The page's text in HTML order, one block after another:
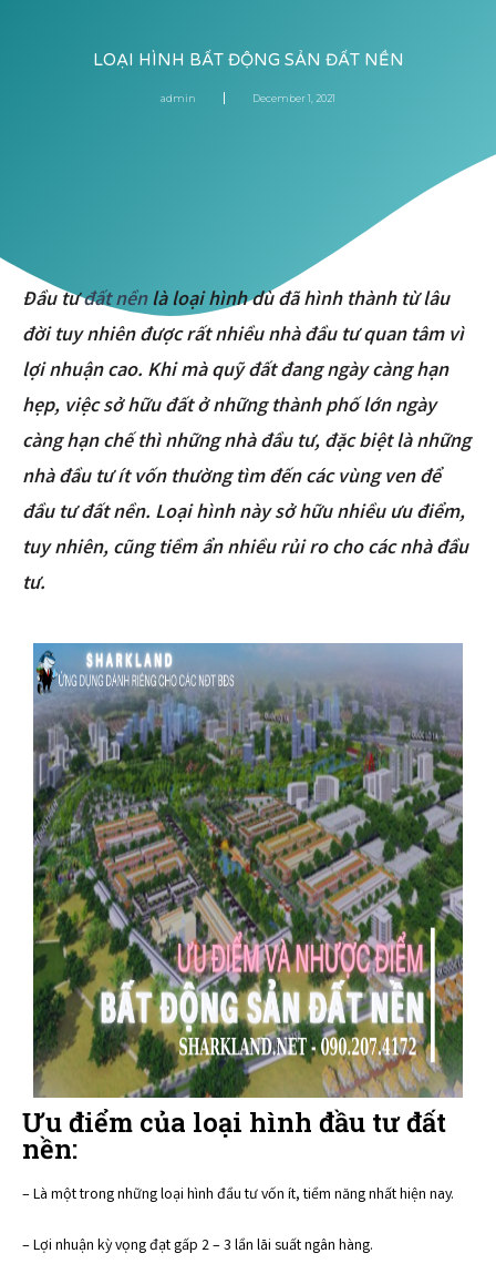
LOẠI HÌNH BẤT ĐỘNG SẢN ĐẤT NỀN
admin December 1, 2021
Đầu tưđất nềnlà loại hình dù đã hình thành từ lâu
đời tuy nhiên được rất nhiều nhà đầu tư quan tâm vì
lợi nhuận cao. Khi mà quỹ đất đang ngày càng hạn
hẹp, việc sở hữu đất ở những thành phố lớn ngày
càng hạn chế thì những nhà đầu tư, đặc biệt là những
nhà đầu tư ít vốn thường tìm đến các vùng ven để
đầu tư đất nền. Loại hình này sở hữu nhiều ưu điểm,
tuy nhiên, cũng tiềm ẩn nhiều rủi ro cho các nhà đầu
tư.
Ưu điểm của loại hình đầu tư đất
nền:
– Là một trong những loại hình đầu tư vốn ít, tiềm năng nhất hiện nay.
– Lợi nhuận kỳ vọng đạt gấp 2 – 3 lần lãi suất ngân hàng.